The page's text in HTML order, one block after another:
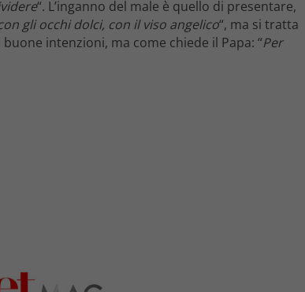
“. L’inganno del male è quello di presentare,
gli occhi dolci, con il viso angelico“, ma si tratta
intenzioni, ma come chiede il Papa: “Per